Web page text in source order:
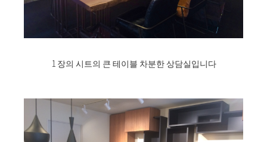
1 장의 시트의 큰 테이블 차분한 상담실입니다